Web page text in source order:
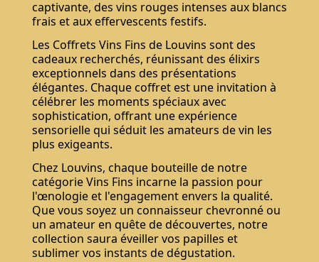
captivante, des vins rouges intenses aux blancs
frais et aux effervescents festifs.
Les Coffrets Vins Fins de Louvins sont des
cadeaux recherchés, réunissant des élixirs
exceptionnels dans des présentations
élégantes. Chaque coffret est une invitation à
célébrer les moments spéciaux avec
sophistication, offrant une expérience
sensorielle qui séduit les amateurs de vin les
plus exigeants.
Chez Louvins, chaque bouteille de notre
catégorie Vins Fins incarne la passion pour
l'œnologie et l'engagement envers la qualité.
Que vous soyez un connaisseur chevronné ou
un amateur en quête de découvertes, notre
collection saura éveiller vos papilles et
sublimer vos instants de dégustation.